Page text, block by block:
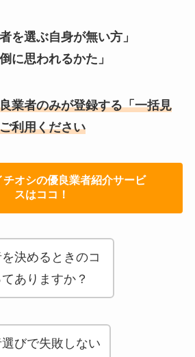
を選ぶ自身が無い方」
に思われるかた」
業者のみが登録する「一括見
利用ください
チオシの優良業者紹介サービ
スはココ！
決めるときのコ
ありますか？
びで失敗しない